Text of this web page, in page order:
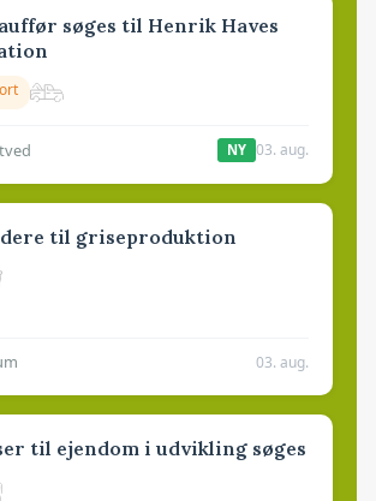
søges til Henrik Haves
NY 03. aug.
til griseproduktion
03. aug.
til ejendom i udvikling søges